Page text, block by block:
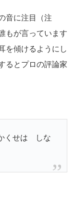
音に注目
（注
が言っています
を傾けるようにし
るとプロの評論家
くせは しな